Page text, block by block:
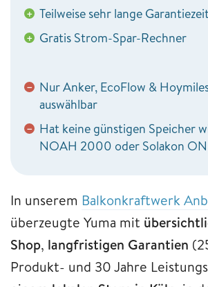
+ Teilweise sehr lange
+ Gratis Strom-Spar-Rechner
− Nur Anker, EcoFlow &
auswählbar
− Hat keine günstigen Speicher
NOAH 2000 oder Solakon
In unserem Balkonkraftwerk
überzeugte Yuma mit
Shop, langfristigen Garantien
Produkt- und 30 Jahre